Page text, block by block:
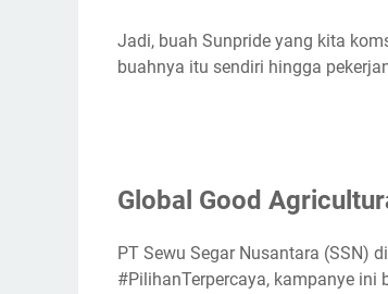
Jadi, buah Sunpride yang kita
buahnya itu sendiri hingga
Global Good
PT Sewu Segar Nusantara (SSN)
#PilihanTerpercaya, kampanye